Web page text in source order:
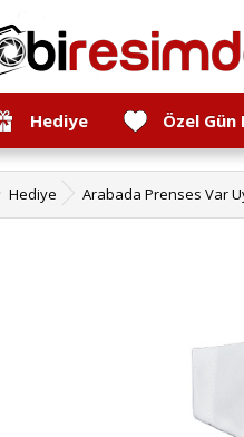
Hediye Özel Gün
Hediye Arabada Prenses Var